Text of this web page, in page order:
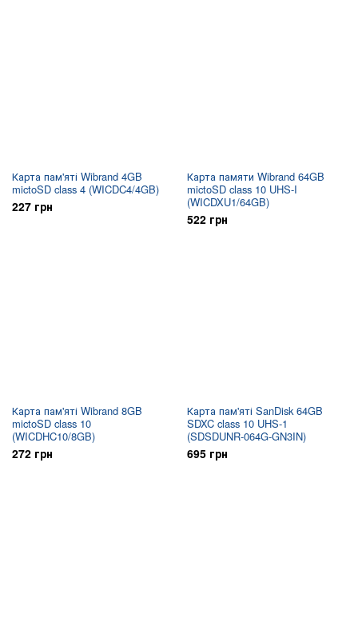
Карта пам'яті Wibrand 4GB
mictoSD class 4 (WICDC4/4GB)
227 грн
Карта памяти Wibrand 64GB
mictoSD class 10 UHS-I
(WICDXU1/64GB)
522 грн
Карта пам'яті Wibrand 8GB
mictoSD class 10
(WICDHC10/8GB)
272 грн
Карта пам'яті SanDisk 64GB
SDXC class 10 UHS-1
(SDSDUNR-064G-GN3IN)
695 грн